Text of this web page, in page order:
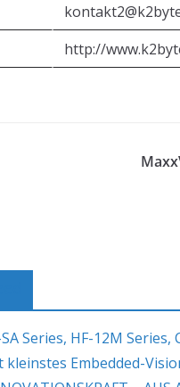
http://
Series, HF-12M Series,
Embedded-